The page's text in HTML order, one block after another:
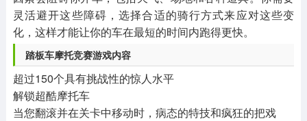
灵活避开这些障碍，选择合适的骑行方式来应对这些变
化，这样才能让你的车在最短的时间内跑得更快。
踏板车摩托竞赛游戏内容
超过150个具有挑战性的惊人水平
解锁超酷摩托车
当您翻滚并在关卡中移动时，病态的特技和疯狂的把戏